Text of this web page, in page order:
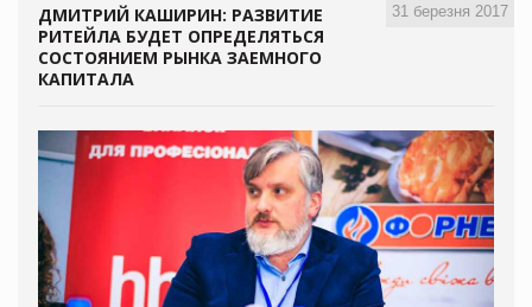
31 березня 2017
ДМИТРИЙ КАШИРИН: РАЗВИТИЕ
РИТЕЙЛА БУДЕТ ОПРЕДЕЛЯТЬСЯ
СОСТОЯНИЕМ РЫНКА ЗАЕМНОГО
КАПИТАЛА